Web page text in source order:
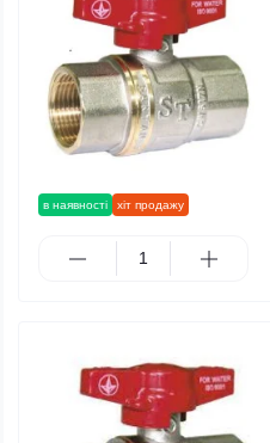
в наявності хіт продажу